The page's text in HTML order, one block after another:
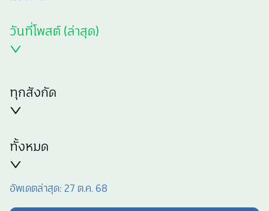
วันที่โพสต์ (ล่าสุด)
ทุกสังกัด
ทั้งหมด
อัพเดตล่าสุด: 27 ต.ค. 68